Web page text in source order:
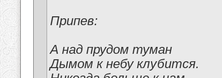
Припев:
А над прудом туман
Дымом к небу клубится.